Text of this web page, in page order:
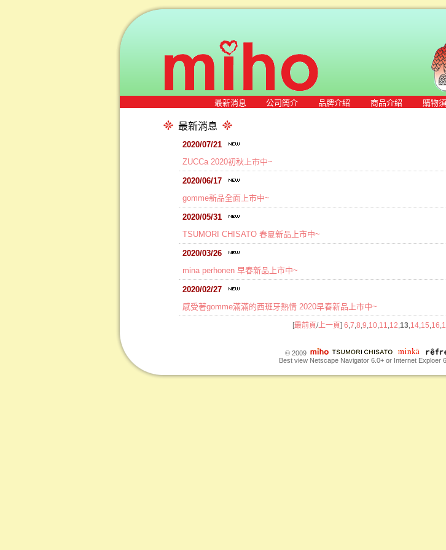
最新消息 公司簡介 品牌介紹 商品介紹 購物
最新消息
2020/07/21
ZUCCa 2020初秋上市中~
2020/06/17
gomme新品全面上市中~
2020/05/31
TSUMORI CHISATO 春夏新品上市中~
2020/03/26
mina perhonen 早春新品上市中~
2020/02/27
感受著gomme滿滿的西班牙熱情 2020早春新品上市中~
[最前頁/上一頁] 6 7 8 9 10 11 12 13 14 15 16
© 2009
Best view Netscape Navigator 6.0+ or Internet Exploer